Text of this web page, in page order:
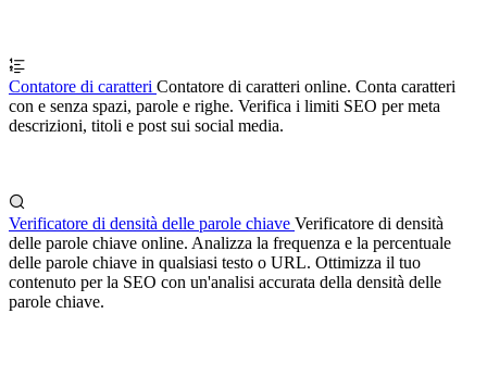
Contatore di caratteri Contatore di caratteri online. Conta caratteri
con e senza spazi, parole e righe. Verifica i limiti SEO per meta
descrizioni, titoli e post sui social media.
Verificatore di densità delle parole chiave Verificatore di densità
delle parole chiave online. Analizza la frequenza e la percentuale
delle parole chiave in qualsiasi testo o URL. Ottimizza il tuo
contenuto per la SEO con un'analisi accurata della densità delle
parole chiave.